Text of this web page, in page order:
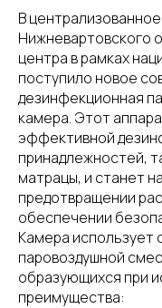
В
Нижневартовского
центра в рамках
поступило новое
дезинфекционная
камера. Этот
эффективной
принадлежностей,
матрацы, и станет
предотвращении
обеспечении
Камера использует
паровоздушной
образующихся при
преимущества: